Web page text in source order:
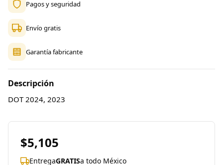
Pagos y seguridad
Envío gratis
Garantía fabricante
Descripción
DOT 2024, 2023
$5,105
EntregaGRATISa todo México